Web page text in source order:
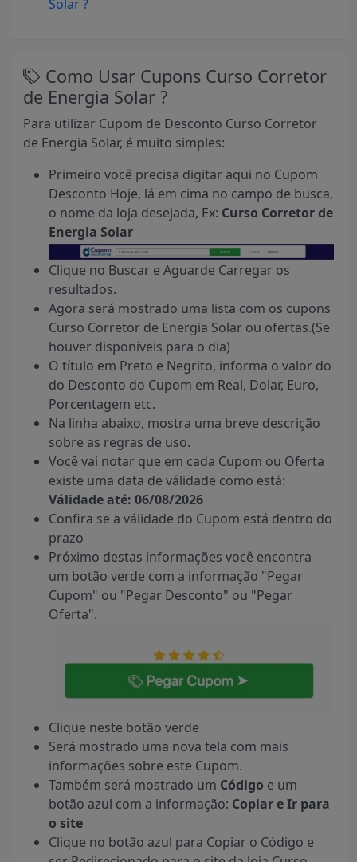
Solar ?
Como Usar Cupons Curso Corretor
de Energia Solar ?
Para utilizar Cupom de Desconto Curso Corretor
de Energia Solar, é muito simples:
Primeiro você precisa digitar aqui no Cupom
Desconto Hoje, lá em cima no campo de busca,
o nome da loja desejada, Ex: Curso Corretor de
Energia Solar
Clique no Buscar e Aguarde Carregar os
resultados.
Agora será mostrado uma lista com os cupons
Curso Corretor de Energia Solar ou ofertas.(Se
houver disponíveis para o dia)
O título em Preto e Negrito, informa o valor do
do Desconto do Cupom em Real, Dolar, Euro,
Porcentagem etc.
Na linha abaixo, mostra uma breve descrição
sobre as regras de uso.
Você vai notar que em cada Cupom ou Oferta
existe uma data de válidade como está:
Válidade até: 06/08/2026
Confira se a válidade do Cupom está dentro do
prazo
Próximo destas informações você encontra
um botão verde com a informação "Pegar
Cupom" ou "Pegar Desconto" ou "Pegar
Oferta".
Clique neste botão verde
Será mostrado uma nova tela com mais
informações sobre este Cupom.
Também será mostrado um Código e um
botão azul com a informação: Copiar e Ir para
o site
Clique no botão azul para Copiar o Código e